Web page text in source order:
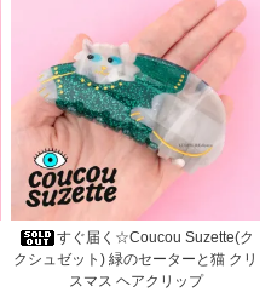
すぐ届く☆Coucou Suzette(ク
クシュゼット) 緑のセーターと猫 クリ
スマス ヘアクリップ